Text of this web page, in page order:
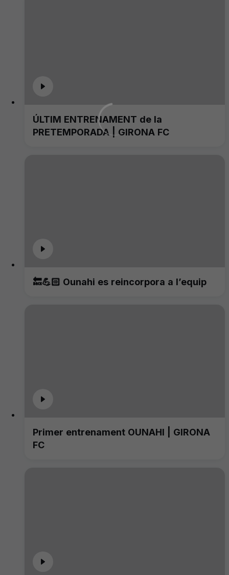
ÚLTIM ENTRENAMENT de la
PRETEMPORADA | GIRONA FC
🔙💪🏻 Ounahi es reincorpora a l’equip
Primer entrenament OUNAHI | GIRONA
FC